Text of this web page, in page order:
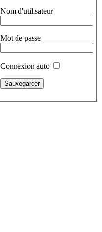
Nom d'utilisateur
Mot de passe
Connexion auto